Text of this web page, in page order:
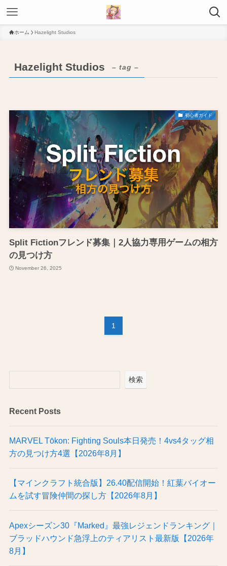
ホーム Hazelight Studios
Hazelight Studios – tag –
初心者ガイド
Split Fictionフレンド募集｜2人協力専用ゲームの相方
の見つけ方
November 26, 2025
1
検索
Recent Posts
MARVEL Tōkon: Fighting Souls本日発売！4vs4タッグ相
方の見つけ方4選【2026年8月】
【マインクラフト統合版】26.40配信開始！紅葉バイオー
ムを試す冒険仲間の探し方【2026年8月】
Apexシーズン30『Marked』最強レジェンドランキング｜
ブラッドハウンド急浮上のティアリスト最新版【2026年
8月】